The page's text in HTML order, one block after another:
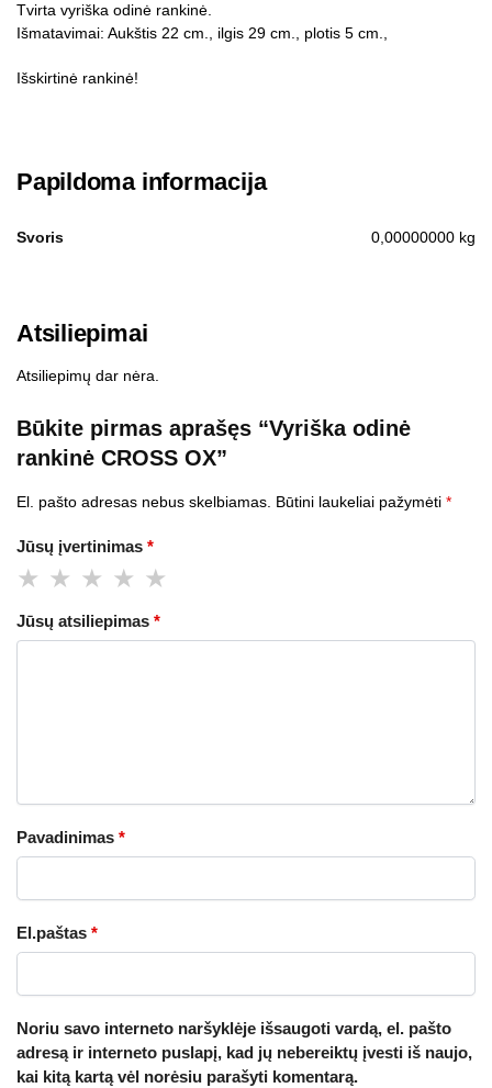
Tvirta vyriška odinė rankinė.
Išmatavimai: Aukštis 22 cm., ilgis 29 cm., plotis 5 cm.,
Išskirtinė rankinė!
Papildoma informacija
Svoris 0,00000000 kg
Atsiliepimai
Atsiliepimų dar nėra.
Būkite pirmas aprašęs “Vyriška odinė
rankinė CROSS OX”
El. pašto adresas nebus skelbiamas. Būtini laukeliai pažymėti *
Jūsų įvertinimas *
Jūsų atsiliepimas *
Pavadinimas *
El.paštas *
Noriu savo interneto naršyklėje išsaugoti vardą, el. pašto
adresą ir interneto puslapį, kad jų nebereiktų įvesti iš naujo,
kai kitą kartą vėl norėsiu parašyti komentarą.